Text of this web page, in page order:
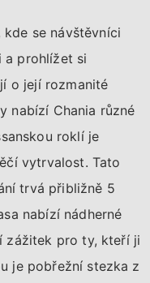
kde se návštěvníci
a prohlížet si
o její rozmanité
nabízí Chania různé
roklí je
vytrvalost. Tato
trvá přibližně 5
nabízí nádherné
zážitek pro ty, kteří ji
je pobřežní stezka z